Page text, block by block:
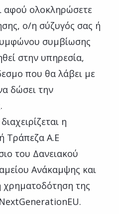
αφού ολοκληρώσετε
ο/η σύζυγός σας ή
συμβίωσης
στην υπηρεσία,
που θα λάβει με
δώσει την
η
Τράπεζα Α.Ε
του Δανειακού
Ανάκαμψης και
χρηματοδότηση της